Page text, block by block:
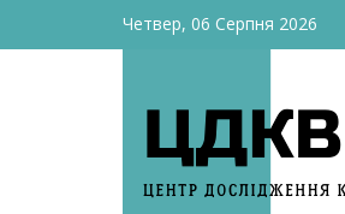
Четвер, 06 Серпня 2026